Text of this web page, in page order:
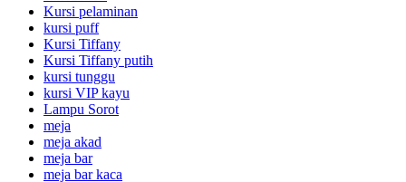
Kursi pelaminan
kursi puff
Kursi Tiffany
Kursi Tiffany putih
kursi tunggu
kursi VIP kayu
Lampu Sorot
meja
meja akad
meja bar
meja bar kaca